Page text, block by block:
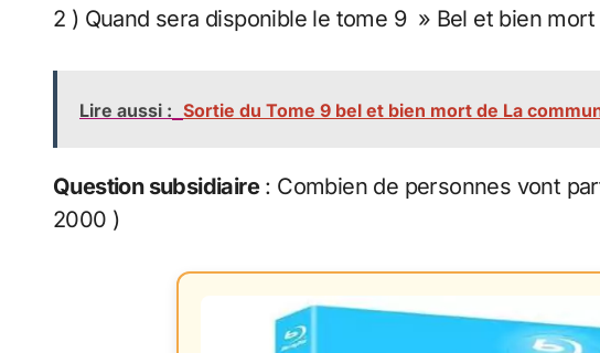
2 ) Quand sera disponible le tome 9 » Bel et bien
Lire aussi : Sortie du Tome 9 bel et bien mort de La
Question subsidiaire: Combien de personnes vont
2000 )